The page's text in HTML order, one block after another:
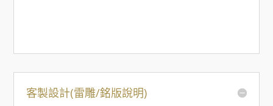
客製設計(雷雕/銘版說明)